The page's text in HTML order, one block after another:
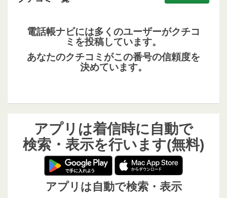
電話帳ナビには多くのユーザーがクチコ
ミを投稿しています。
あなたのクチコミがこの番号の信頼度を
決めています。
アプリは着信時に自動で
検索・表示を行います(無料)
アプリは自動で検索・表示